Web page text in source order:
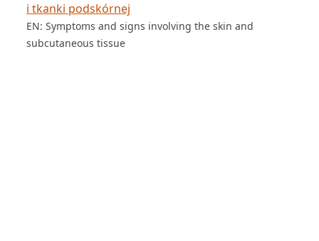
i tkanki podskórnej
EN: Symptoms and signs involving the skin and
subcutaneous tissue